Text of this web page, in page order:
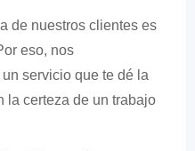
de nuestros clientes es
eso, nos
servicio que te dé la
la certeza de un trabajo